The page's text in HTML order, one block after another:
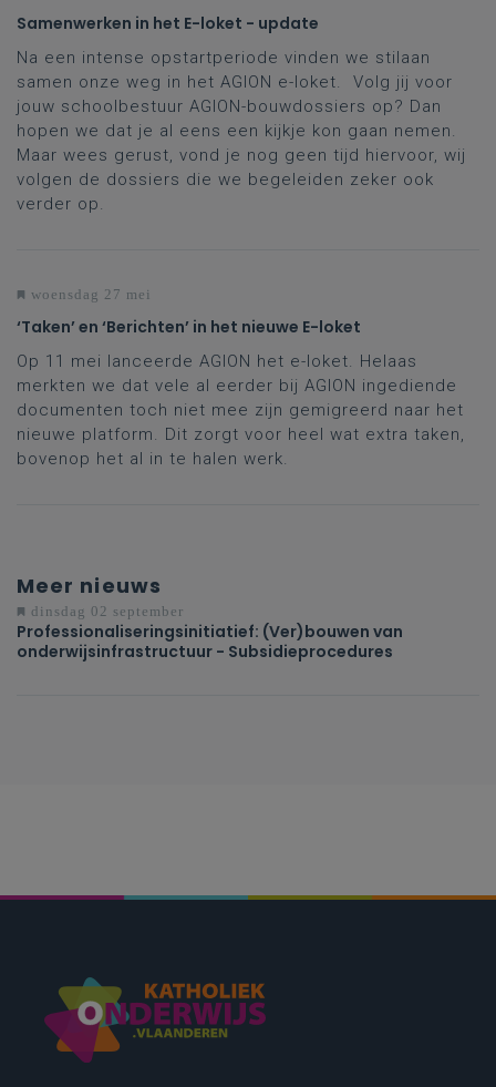
Samenwerken in het E-loket - update
Na een intense opstartperiode vinden we stilaan
samen onze weg in het AGION e-loket. Volg jij voor
jouw schoolbestuur AGION-bouwdossiers op? Dan
hopen we dat je al eens een kijkje kon gaan nemen.
Maar wees gerust, vond je nog geen tijd hiervoor, wij
volgen de dossiers die we begeleiden zeker ook
verder op.
woensdag 27 mei
‘Taken’ en ‘Berichten’ in het nieuwe E-loket
Op 11 mei lanceerde AGION het e-loket. Helaas
merkten we dat vele al eerder bij AGION ingediende
documenten toch niet mee zijn gemigreerd naar het
nieuwe platform. Dit zorgt voor heel wat extra taken,
bovenop het al in te halen werk.
Meer nieuws
dinsdag 02 september
Professionaliseringsinitiatief: (Ver)bouwen van
onderwijsinfrastructuur - Subsidieprocedures